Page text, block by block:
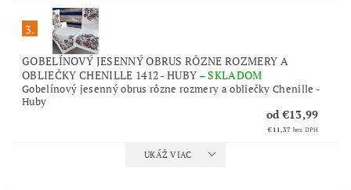
3.
GOBELÍNOVÝ JESENNÝ OBRUS RÔZNE ROZMERY A
OBLIEČKY CHENILLE 1412 - HUBY –SKLADOM
Gobelínový jesenný obrus rôzne rozmery a obliečky Chenille -
Huby
od €13,99
€11,37 bez DPH
UKÁŽ VIAC